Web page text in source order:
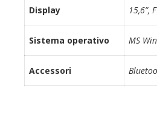
Display 15,6”,
Sistema operativo MS
Accessori